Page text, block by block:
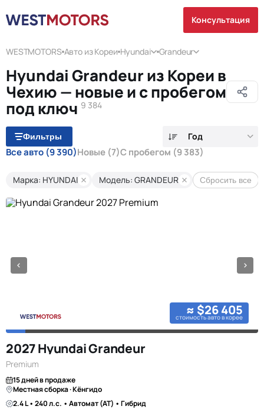
Консультация
WESTMOTORS Авто из Кореи Hyundai Grandeur
Hyundai Grandeur из Кореи в
Чехию — новые и с пробегом
под ключ 9 384
Фильтры Год
Все авто (9 390)Новые (7)С пробегом (9 383)
Марка: HYUNDAI Модель: GRANDEUR Сбросить все
≈ $26 405
стоимость авто в корее
2027 Hyundai Grandeur
Premium
15 дней в продаже
Местная сборка · Кёнгидо
2.4 L • 240 л.с. • Автомат (AT) • Гибрид